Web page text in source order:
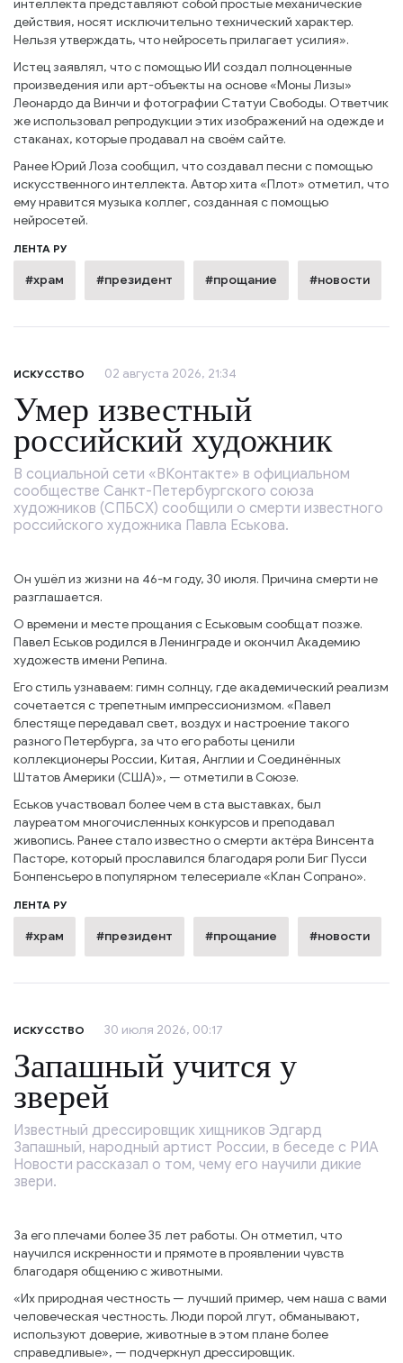
интеллекта представляют собой простые механические
действия, носят исключительно технический характер.
Нельзя утверждать, что нейросеть прилагает усилия».
Истец заявлял, что с помощью ИИ создал полноценные
произведения или арт-объекты на основе «Моны Лизы»
Леонардо да Винчи и фотографии Статуи Свободы. Ответчик
же использовал репродукции этих изображений на одежде и
стаканах, которые продавал на своём сайте.
Ранее Юрий Лоза сообщил, что создавал песни с помощью
искусственного интеллекта. Автор хита «Плот» отметил, что
ему нравится музыка коллег, созданная с помощью
нейросетей.
ЛЕНТА РУ
#храм #президент #прощание #новости
ИСКУССТВО 02 августа 2026, 21:34
Умер известный
российский художник
В социальной сети «ВКонтакте» в официальном
сообществе Санкт-Петербургского союза
художников (СПБСХ) сообщили о смерти известного
российского художника Павла Еськова.
Он ушёл из жизни на 46-м году, 30 июля. Причина смерти не
разглашается.
О времени и месте прощания с Еськовым сообщат позже.
Павел Еськов родился в Ленинграде и окончил Академию
художеств имени Репина.
Его стиль узнаваем: гимн солнцу, где академический реализм
сочетается с трепетным импрессионизмом. «Павел
блестяще передавал свет, воздух и настроение такого
разного Петербурга, за что его работы ценили
коллекционеры России, Китая, Англии и Соединённых
Штатов Америки (США)», — отметили в Союзе.
Еськов участвовал более чем в ста выставках, был
лауреатом многочисленных конкурсов и преподавал
живопись. Ранее стало известно о смерти актёра Винсента
Пасторе, который прославился благодаря роли Биг Пусси
Бонпенсьеро в популярном телесериале «Клан Сопрано».
ЛЕНТА РУ
#храм #президент #прощание #новости
ИСКУССТВО 30 июля 2026, 00:17
Запашный учится у
зверей
Известный дрессировщик хищников Эдгард
Запашный, народный артист России, в беседе с РИА
Новости рассказал о том, чему его научили дикие
звери.
За его плечами более 35 лет работы. Он отметил, что
научился искренности и прямоте в проявлении чувств
благодаря общению с животными.
«Их природная честность — лучший пример, чем наша с вами
человеческая честность. Люди порой лгут, обманывают,
используют доверие, животные в этом плане более
справедливые», — подчеркнул дрессировщик.